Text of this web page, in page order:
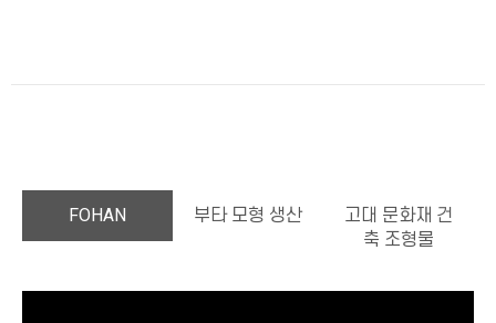
FOHAN 부타 모형 생산
고대 문화재 건
축 조형물